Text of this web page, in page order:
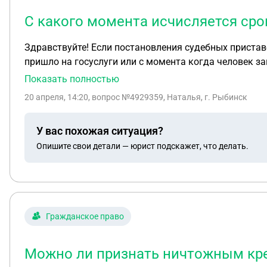
С какого момента исчисляется
Здравствуйте! Если постановления судебных
пришло на госуслуги или с момента когда человек
видел постановление?
Показать полностью
20 апреля, 14:20, вопрос №4929359, Наталья, г. Рыбинск
У вас похожая ситуация?
Опишите свои детали — юрист подскажет, что делать.
Гражданское право
Можно ли признать ничтожным